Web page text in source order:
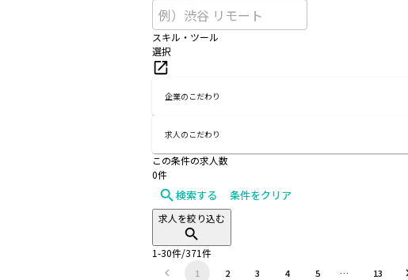
スキル・ツール
選択
企業のこだわり
求人のこだわり
この条件の求人数
0件
検索する 条件をクリア
求人を絞り込む
1-30件/371件
1 2 3 4 5 … 13